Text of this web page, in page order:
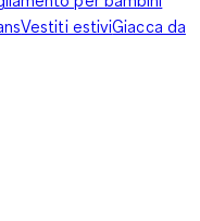
Vestiti estiviGiacca da